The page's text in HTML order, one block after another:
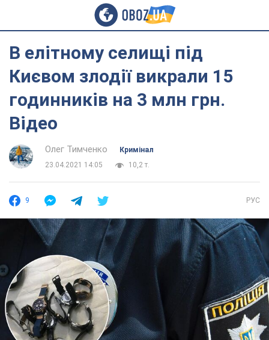
В елітному селищі під
Києвом злодії викрали 15
годинників на 3 млн грн.
Відео
Олег Тимченко
Кримінал
23.04.2021 14:05
10,2 т.
9 РУС